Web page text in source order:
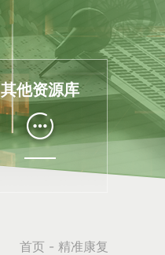
其他资源库
首页 - 精准康复